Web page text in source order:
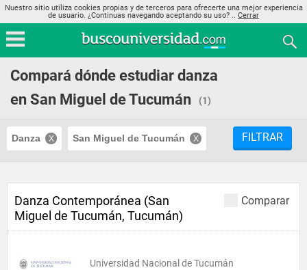
Nuestro sitio utiliza cookies propias y de terceros para ofrecerte una mejor experiencia
de usuario. ¿Continuas navegando aceptando su uso? .. Cerrar
Compará dónde estudiar danza
en San Miguel de Tucumán
(1)
Danza San Miguel de Tucumán FILTRAR
Comparar
Danza Contemporánea (San
Miguel de Tucumán, Tucumán)
Universidad Nacional de Tucumán